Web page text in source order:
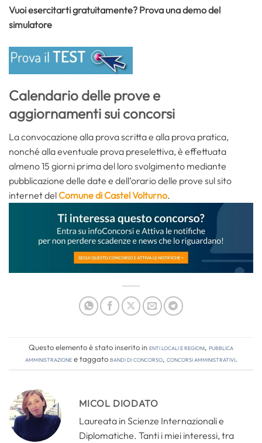
Vuoi esercitarti gratuitamente? Prova una demo del
simulatore
Calendario delle prove e
aggiornamenti sui concorsi
La convocazione alla prova scritta e alla prova pratica,
nonché alla eventuale prova preselettiva, è effettuata
almeno 15 giorni prima del loro svolgimento mediante
pubblicazione delle date e dell’orario delle prove sul sito
internet delComune di Castel Volturno.
Questo elemento è stato inserito inEnti locali e regioni, Pubblica
amministrazionee taggatobandi di concorso, concorsi amministrativi.
MICOL DIODATO
Laureata in Scienze Internazionali e
Diplomatiche. Tanti i miei interessi, tra